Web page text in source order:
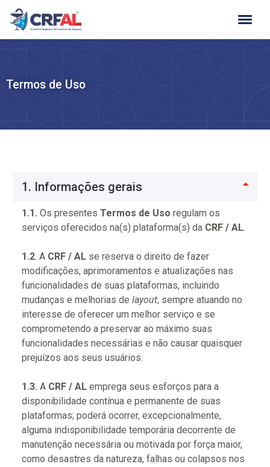
Ir
para
Termos de Uso
1. Informações gerais
1.1. Os presentes Termos de Uso regulam os
serviços oferecidos na(s) plataforma(s) da CRF / AL.
1.2. A CRF / AL se reserva o direito de fazer
modificações, aprimoramentos e atualizações nas
funcionalidades de suas plataformas, incluindo
mudanças e melhorias de layout, sempre atuando no
interesse de oferecer um melhor serviço e se
comprometendo a preservar ao máximo suas
funcionalidades necessárias e não causar quaisquer
prejuízos aos seus usuários.
1.3. A CRF / AL emprega seus esforços para a
disponibilidade contínua e permanente de suas
plataformas; poderá ocorrer, excepcionalmente,
alguma indisponibilidade temporária decorrente de
manutenção necessária ou motivada por força maior,
como desastres da natureza, falhas ou colapsos nos